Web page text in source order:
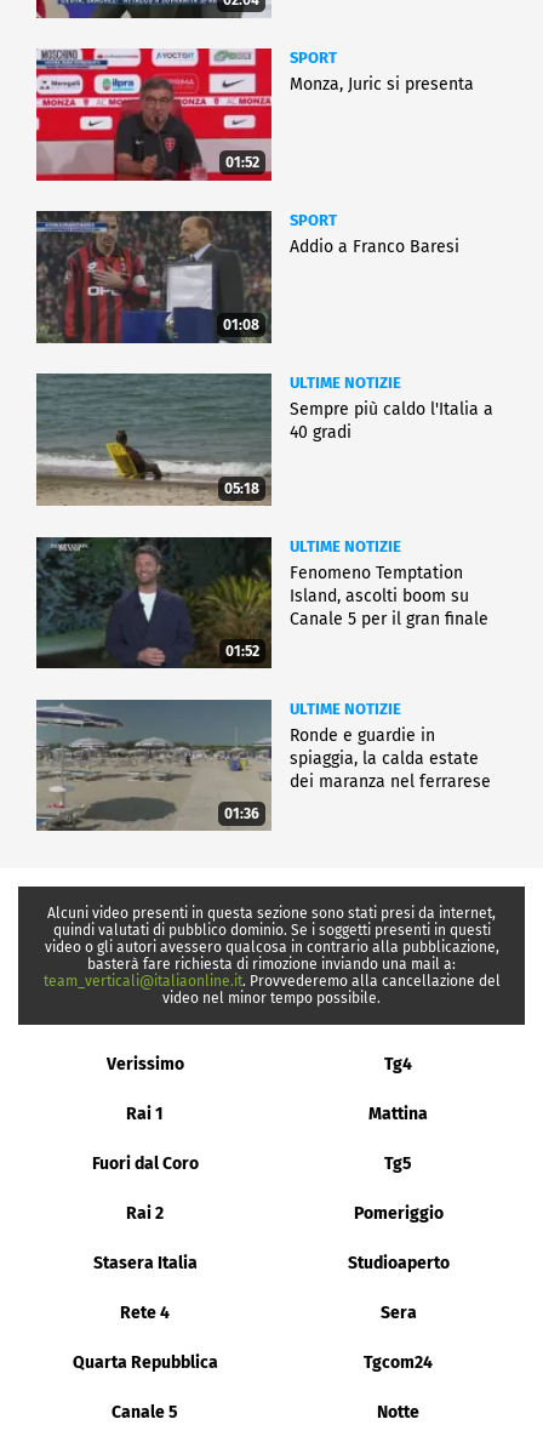
01:52
SPORT
Monza, Juric si presenta
01:08
SPORT
Addio a Franco Baresi
05:18
ULTIME NOTIZIE
Sempre più caldo l'Italia a
40 gradi
01:52
ULTIME NOTIZIE
Fenomeno Temptation
Island, ascolti boom su
Canale 5 per il gran finale
01:36
ULTIME NOTIZIE
Ronde e guardie in
spiaggia, la calda estate
dei maranza nel ferrarese
Alcuni video presenti in questa sezione sono stati presi da internet,
quindi valutati di pubblico dominio. Se i soggetti presenti in questi
video o gli autori avessero qualcosa in contrario alla pubblicazione,
basterà fare richiesta di rimozione inviando una mail a:
team_verticali@italiaonline.it. Provvederemo alla cancellazione del
video nel minor tempo possibile.
Verissimo Tg4
Rai 1 Mattina
Fuori dal Coro Tg5
Rai 2 Pomeriggio
Stasera Italia Studioaperto
Rete 4 Sera
Quarta Repubblica Tgcom24
Canale 5 Notte